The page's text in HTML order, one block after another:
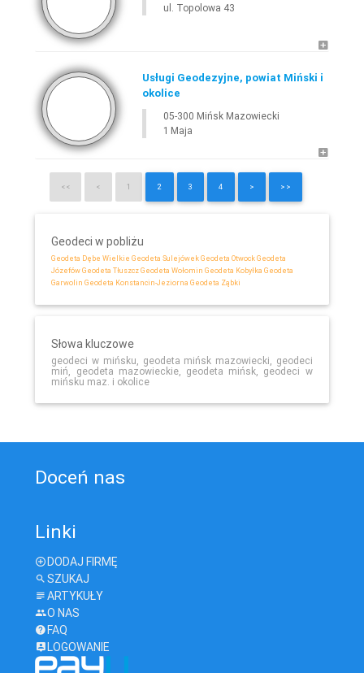
ul. Topolowa 43
Usługi Geodezyjne, powiat Miński i
okolice
05-300 Mińsk Mazowiecki
1 Maja
<< < 1 2 3 4 > >>
Geodeci w pobliżu
Geodeta Dębe Wielkie Geodeta Sulejówek Geodeta Otwock Geodeta
Józefów Geodeta Tłuszcz Geodeta Wołomin Geodeta Kobyłka Geodeta
Garwolin Geodeta Konstancin-Jeziorna Geodeta Ząbki
Słowa kluczowe
geodeci w mińsku, geodeta mińsk mazowiecki, geodeci
miń, geodeta mazowieckie, geodeta mińsk, geodeci w
mińsku maz. i okolice
Doceń nas
Linki
DODAJ FIRMĘ
SZUKAJ
ARTYKUŁY
O NAS
FAQ
LOGOWANIE